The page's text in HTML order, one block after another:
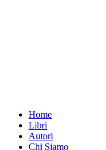
Home
Libri
Autori
Chi Siamo